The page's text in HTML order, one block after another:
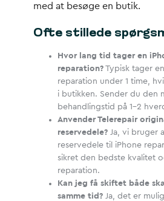
med at besøge en butik.
Ofte stillede
Hvor lang tid tager en
reparation? Typisk tager
reparation under 1 time,
i butikken. Sender du den
behandlingstid på 1-2
Anvender Telerepair
reservedele? Ja, vi bruger
reservedele til iPhone
sikret den bedste kvalitet
reparation.
Kan jeg få skiftet både
samme tid? Ja, det er